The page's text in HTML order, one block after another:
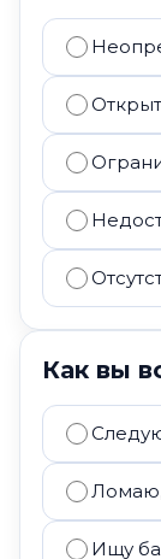
Как вы
Ищу